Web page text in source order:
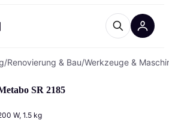
/Renovierung & Bau/Werkzeuge &
SR 2185
W, 1.5 kg